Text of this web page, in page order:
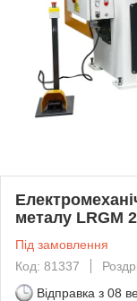
металу LRGM
Під замовлення
Код: 81337
Відправка з 08